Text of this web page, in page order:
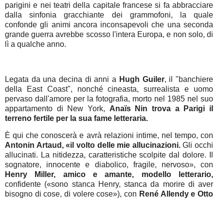
parigini e nei teatri della capitale francese si fa abbracciare
dalla sinfonia gracchiante dei grammofoni, la quale
confonde gli animi ancora inconsapevoli che una seconda
grande guerra avrebbe scosso l'intera Europa, e non solo, di
lì a qualche anno.
Legata da una decina di anni a Hugh Guiler, il "banchiere
della East Coast", nonché cineasta, surrealista e uomo
pervaso dall'amore per la fotografia, morto nel 1985 nel suo
appartamento di New York, Anaïs Nin trova a Parigi il
terreno fertile per la sua fame letteraria.
È qui che conoscerà e avrà relazioni intime, nel tempo, con
Antonin Artaud, «il volto delle mie allucinazioni.Gli occhi
allucinati. La nitidezza, caratteristiche scolpite dal dolore. Il
sognatore, innocente e diabolico, fragile, nervoso», con
Henry Miller, amico e amante, modello letterario,
confidente («sono stanca Henry, stanca da morire di aver
bisogno di cose, di volere cose»), con René Allendy e Otto